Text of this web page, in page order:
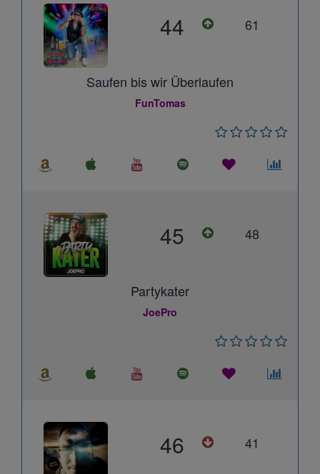
44 61
Saufen bis wir Überlaufen
FunTomas
45 48
Partykater
JoePro
46 41